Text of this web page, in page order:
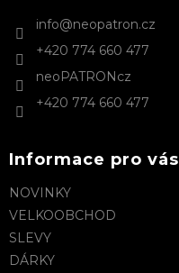
info@neopatron.cz
+420 774 660 477
neoPATRONcz
+420 774 660 477
Informace pro vás
NOVINKY
VELKOOBCHOD
SLEVY
DÁRKY